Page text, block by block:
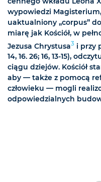
wypowiedzi
uaktualniony „corpus”
miarę jak Kościół, w
Jezusa Chrystusa3 i przy
14, 16. 26; 16, 13-15),
ciągu dziejów. Kościół
aby — także z pomocą
człowieku — mogli
odpowiedzialnych